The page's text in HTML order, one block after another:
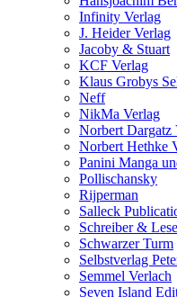
Infinity Verlag
J. Heider Verlag
Jacoby & Stuart
KCF Verlag
Klaus Grobys
Neff
NikMa Verlag
Norbert Dargatz
Norbert Hethke
Panini Manga
Pollischansky
Rijperman
Salleck
Schreiber &
Schwarzer Turm
Selbstverlag
Semmel Verlach
Seven Island